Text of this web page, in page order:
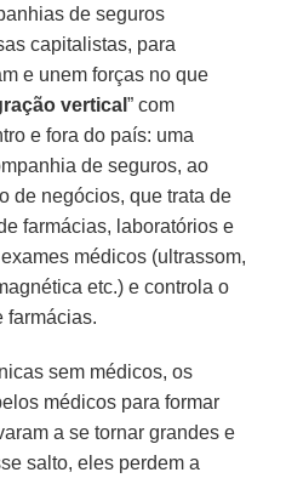
de seguros
capitalistas, para
e unem forças no que
vertical” com
e fora do país: uma
de seguros, ao
de negócios, que trata de
farmácias, laboratórios e
médicos (ultrassom,
etc.) e controla o
farmácias.
sem médicos, os
médicos para formar
a se tornar grandes e
salto, eles perdem a